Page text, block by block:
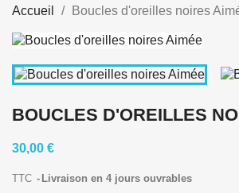
Accueil Boucles d'oreilles noires
BOUCLES D'OREILLES
30,00 €
TTC Livraison en 4 jours ouvrables